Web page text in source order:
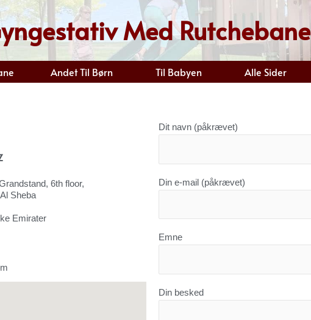
Med Rutchebane
Andet Til Børn Til Babyen Alle Sider
6th floor,
Sheba
Emirater
Dit navn (påkrævet)
Din e-mail (påkrævet)
Emne
Din besked